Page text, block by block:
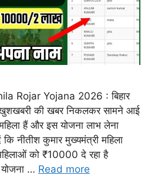
Rojar Yojana 2026 : बिहार
की खबर निकलकर सामने आई
हैं और इस योजना लाभ लेना
नीतीश कुमार मुख्यमंत्री महिला
को ₹10000 दे रहा है
योजना … Read more